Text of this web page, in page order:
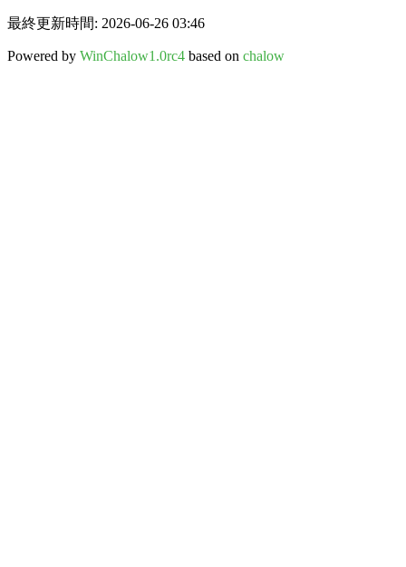
最終更新時間: 2026-06-26 03:46
Powered by WinChalow1.0rc4 based on chalow